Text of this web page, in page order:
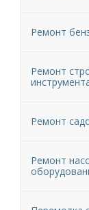
Ремонт
Ремонт
Ремонт
Ремонт